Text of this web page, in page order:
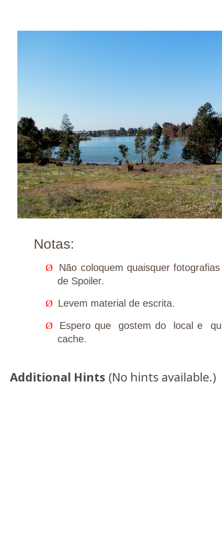
Notas:
Ø
Não coloquem quaisquer
de Spoiler.
Ø Levem material de escrita.
Ø
Espero que gostem do local e
cache.
Additional Hints (No hints available.)